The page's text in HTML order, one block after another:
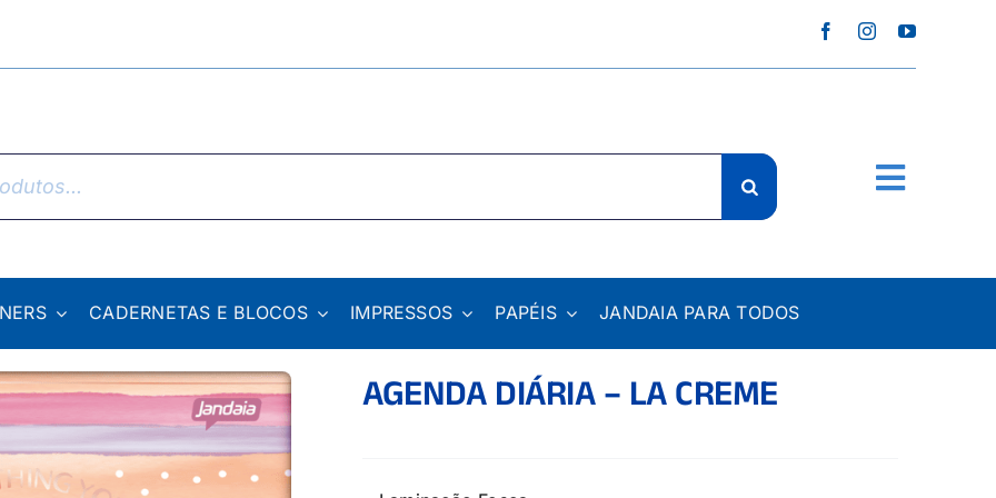
CADERNETAS E BLOCOS IMPRESSOS PAPÉIS JANDAIA PARA TODOS
AGENDA DIÁRIA – LA CREME